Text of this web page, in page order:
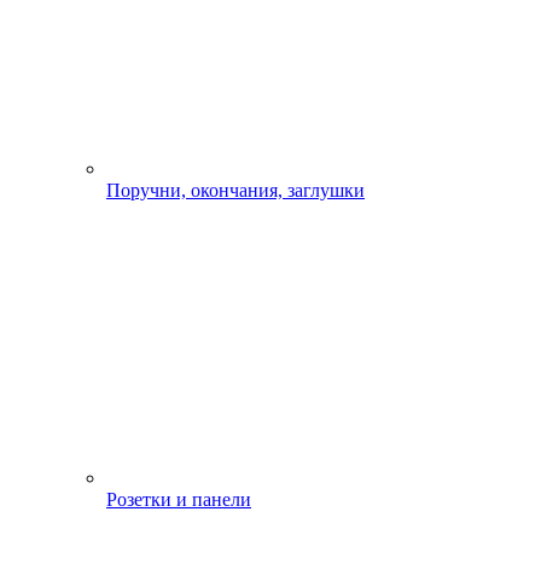
Поручни, окончания, заглушки
Розетки и панели